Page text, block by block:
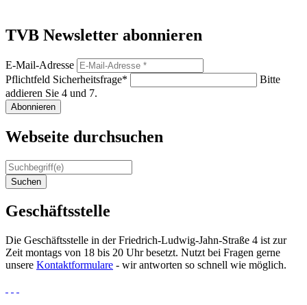
TVB Newsletter abonnieren
E-Mail-Adresse
Pflichtfeld Sicherheitsfrage*
Bitte
addieren Sie 4 und 7.
Abonnieren
Webseite durchsuchen
Suchen
Geschäftsstelle
Die Geschäftsstelle in der Friedrich-Ludwig-Jahn-Straße 4 ist zur
Zeit montags von 18 bis 20 Uhr besetzt. Nutzt bei Fragen gerne
unsere Kontaktformulare - wir antworten so schnell wie möglich.